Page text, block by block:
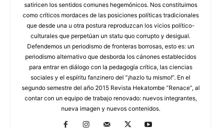
satiricen los sentidos comunes hegemónicos. Nos constituimos
como críticos mordaces de las posiciones políticas tradicionales
que desde una u otra postura reproduzcan los vicios político-
culturales que perpetúan un statu quo corrupto y desigual.
Defendemos un periodismo de fronteras borrosas, esto es: un
periodismo alternativo que desborda los cánones establecidos
para entrar en diálogo con la pedagogía crítica, las ciencias
sociales y el espíritu fanzinero del “¡hazlo tu mismo!”. En el
segundo semestre del año 2015 Revista Hekatombe “Renace”, al
contar con un equipo de trabajo renovado: nuevos integrantes,
nueva imagen y nuevos contenidos.